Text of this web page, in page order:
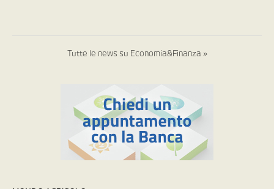
Tutte le news su Economia&Finanza »